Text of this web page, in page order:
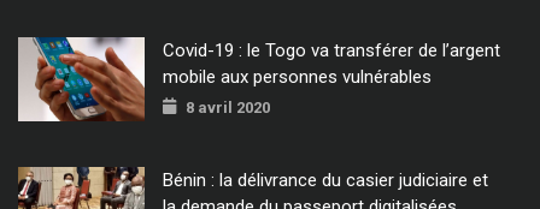
Covid-19 : le Togo va transférer de l’argent
mobile aux personnes vulnérables
8 avril 2020
Bénin : la délivrance du casier judiciaire et